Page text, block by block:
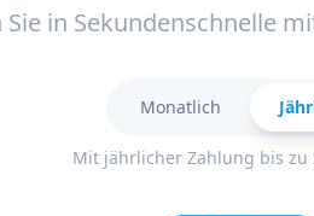
Sie in Sekundenschnelle
Monatlich
Mit jährlicher Zahlung bis zu